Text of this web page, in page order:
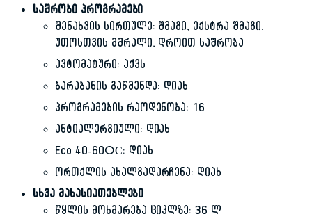
საშრობი პროგრამები
შენახვის სირთულე: შმაგი, ექსტრა შმაგი,
უთოსთვის მშრალი, დროით საშრობა
ავტომატური: აქვს
ბარაბანის გაწმენდა: დიახ
პროგრამების რაოდენობა: 16
ანტიალერგიული: დიახ
Eco 40-60°С: დიახ
ორთქლის ახალგადარჩენა: დიახ
სხვა მახასიათებლები
წყლის მოხმარება ციკლზე: 36 ლ